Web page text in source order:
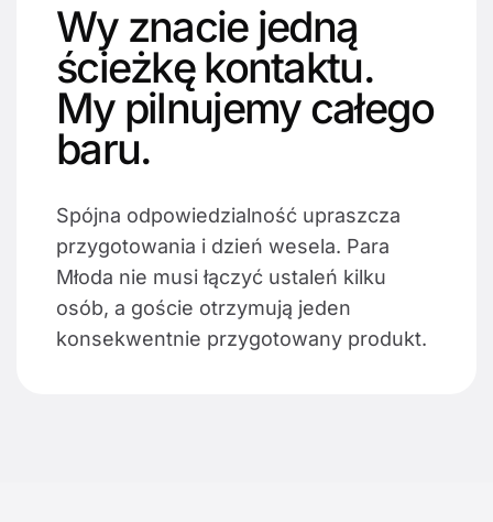
Wy znacie jedną
ścieżkę kontaktu.
My pilnujemy całego
baru.
Spójna odpowiedzialność upraszcza
przygotowania i dzień wesela. Para
Młoda nie musi łączyć ustaleń kilku
osób, a goście otrzymują jeden
konsekwentnie przygotowany produkt.